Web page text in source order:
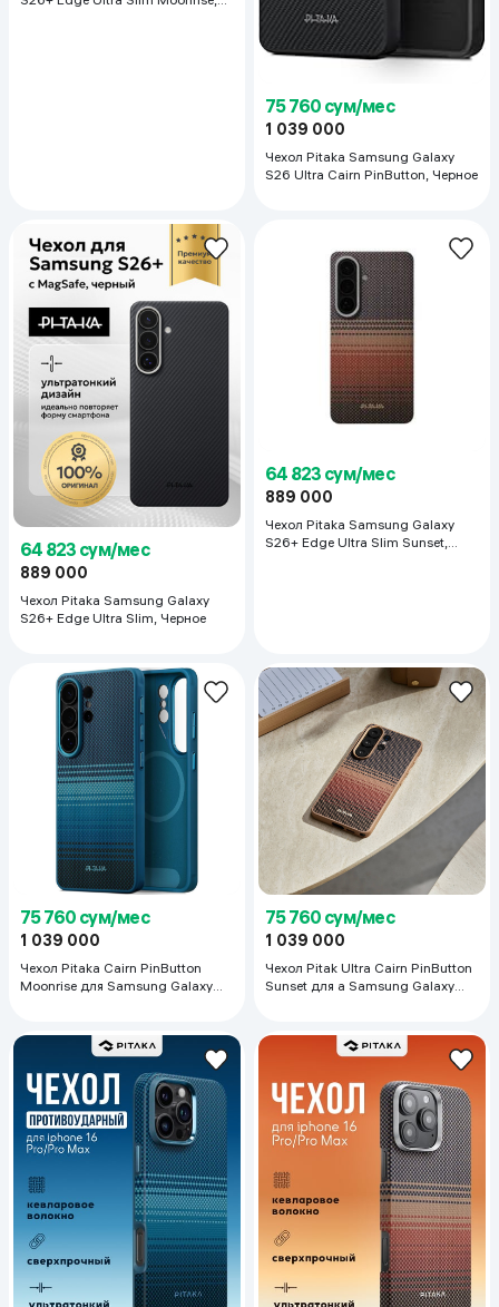
75 760 сум/мес
1 039 000
Чехол Pitaka Samsung Galaxy
S26 Ultra Cairn PinButton, Черное
64 823 сум/мес
889 000
Чехол Pitaka Samsung Galaxy
S26+ Edge Ultra Slim, Черное
64 823 сум/мес
889 000
Чехол Pitaka Samsung Galaxy
S26+ Edge Ultra Slim Sunset,
75 760 сум/мес
1 039 000
Чехол Pitaka Cairn PinButton
Moonrise для Samsung Galaxy
75 760 сум/мес
1 039 000
Чехол Pitak Ultra Cairn PinButton
Sunset для a Samsung Galaxy